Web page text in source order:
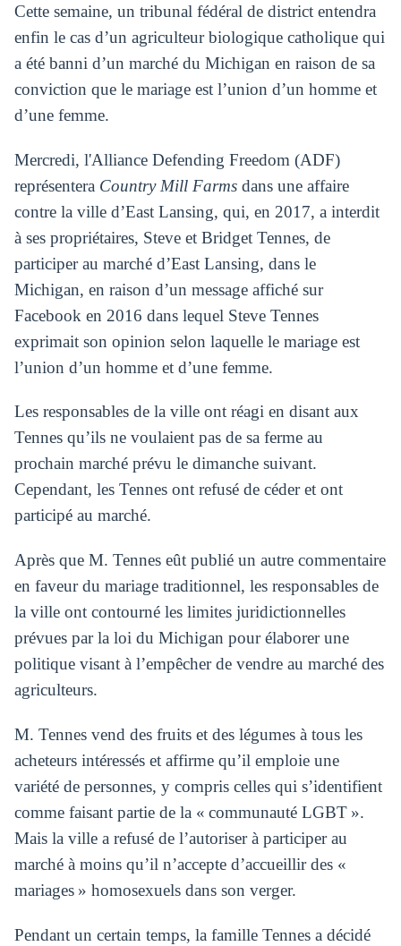
Cette semaine, un tribunal fédéral de district entendra
enfin le cas d’un agriculteur biologique catholique qui
a été banni d’un marché du Michigan en raison de sa
conviction que le mariage est l’union d’un homme et
d’une femme.
Mercredi, l'Alliance Defending Freedom (ADF)
représentera Country Mill Farmsdans une affaire
contre la ville d’East Lansing, qui, en 2017, a interdit
à ses propriétaires, Steve et Bridget Tennes, de
participer au marché d’East Lansing, dans le
Michigan, en raison d’un message affiché sur
Facebook en 2016 dans lequel Steve Tennes
exprimait son opinion selon laquelle le mariage est
l’union d’un homme et d’une femme.
Les responsables de la ville ont réagi en disant aux
Tennes qu’ils ne voulaient pas de sa ferme au
prochain marché prévu le dimanche suivant.
Cependant, les Tennes ont refusé de céder et ont
participé au marché.
Après que M. Tennes eût publié un autre commentaire
en faveur du mariage traditionnel, les responsables de
la ville ont contourné les limites juridictionnelles
prévues par la loi du Michigan pour élaborer une
politique visant à l’empêcher de vendre au marché des
agriculteurs.
M. Tennes vend des fruits et des légumes à tous les
acheteurs intéressés et affirme qu’il emploie une
variété de personnes, y compris celles qui s’identifient
comme faisant partie de la « communauté LGBT ».
Mais la ville a refusé de l’autoriser à participer au
marché à moins qu’il n’accepte d’accueillir des «
mariages » homosexuels dans son verger.
Pendant un certain temps, la famille Tennes a décidé